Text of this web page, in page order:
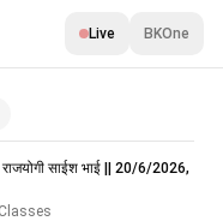
Live BKOne
राजयोगी साईश भाई || 20/6/2026,